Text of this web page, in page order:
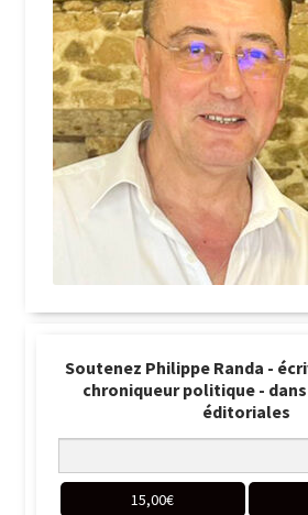
Soutenez Philippe Randa -
chroniqueur politique -
éditoriales
15,00€